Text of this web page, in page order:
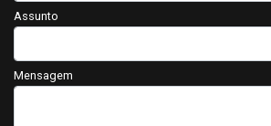
Assunto
Mensagem